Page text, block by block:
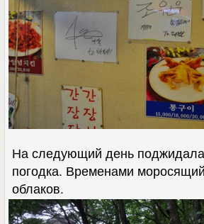
На следующий день поджидала
погодка. Временами
облаков.